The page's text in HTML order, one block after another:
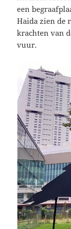
een
Haida zien de
krachten van
vuur.